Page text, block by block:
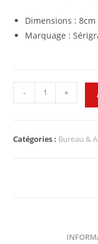
Dimensions : 8cm
Marquage :
- +
Catégories : Bureau &